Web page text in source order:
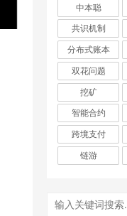
中本聪
共识机制
分布式账本
双花问题
挖矿
智能合约
跨境支付
链游